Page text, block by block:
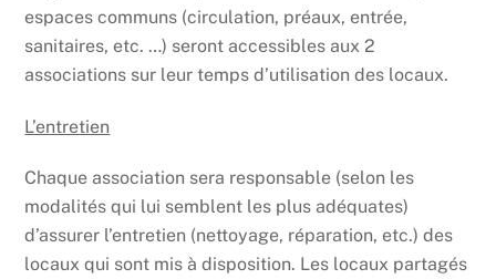
espaces communs (circulation, préaux, entrée,
sanitaires, etc. …) seront accessibles aux 2
associations sur leur temps d’utilisation des locaux.
L’entretien
Chaque association sera responsable (selon les
modalités qui lui semblent les plus adéquates)
d’assurer l’entretien (nettoyage, réparation, etc.) des
locaux qui sont mis à disposition. Les locaux partagés